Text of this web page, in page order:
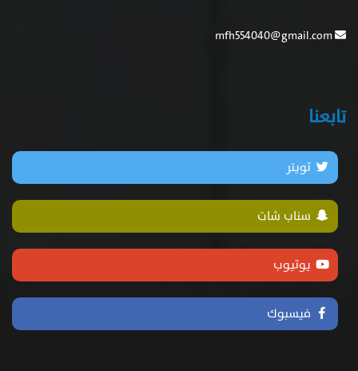
تابعنا
تويتر
سناب شات
يوتيوب
فيسبوك